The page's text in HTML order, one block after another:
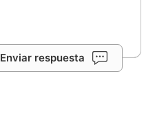
Enviar respuesta